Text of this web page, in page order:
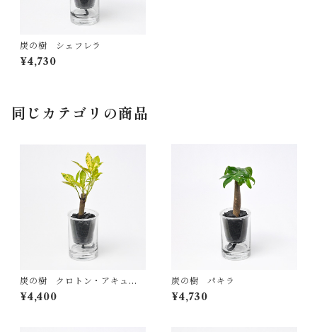
炭の樹 シェフレラ
¥4,730
同じカテゴリの商品
炭の樹 クロトン・アキュビ
フォリア
¥4,400
炭の樹 パキラ
¥4,730